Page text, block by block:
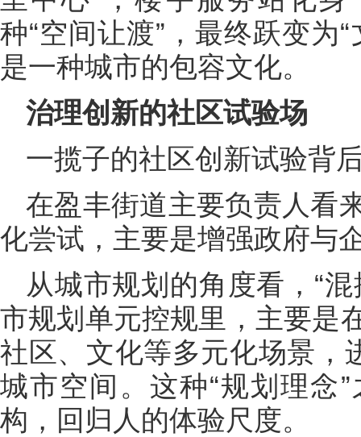
种“空间让渡”，最终跃变为
是一种城市的包容文化。
治理创新的社区试验场
一揽子的社区创新试验背
在盈丰街道主要负责人看
化尝试，主要是增强政府与
从城市规划的角度看，“
市规划单元控规里，主要是
社区、文化等多元化场景，
城市空间。这种“规划理念
构，回归人的体验尺度。